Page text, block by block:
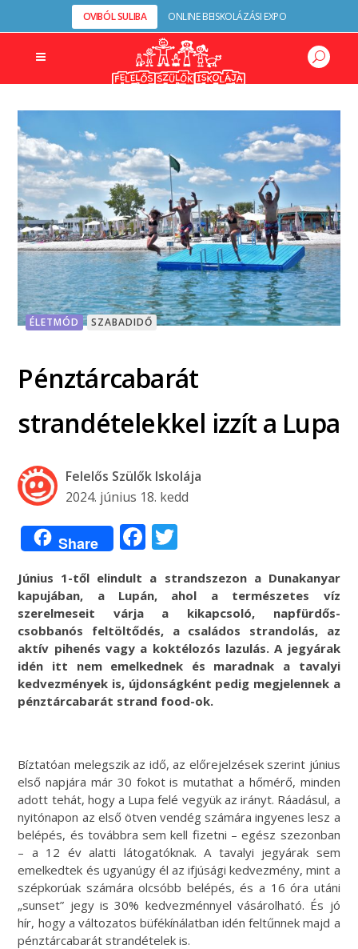
OVIBÓL SULIBA ONLINE BEISKOLÁZÁSI EXPO
ÉLETMÓD SZABADIDŐ
Pénztárcabarát
strandételekkel izzít a Lupa
Felelős Szülők Iskolája
2024. június 18. kedd
Share Facebook
Június 1-től elindult a strandszezon a Dunakanyar
kapujában, a Lupán, ahol a természetes víz
szerelmeseit várja a kikapcsoló, napfürdős-
csobbanós feltöltődés, a családos strandolás, az
aktív pihenés vagy a koktélozós lazulás. A jegyárak
idén itt nem emelkednek és maradnak a tavalyi
kedvezmények is, újdonságként pedig megjelennek a
pénztárcabarát strand food-ok.
Bíztatóan melegszik az idő, az előrejelzések szerint június
első napjára már 30 fokot is mutathat a hőmérő, minden
adott tehát, hogy a Lupa felé vegyük az irányt. Ráadásul, a
nyitónapon az első ötven vendég számára ingyenes lesz a
belépés, és továbbra sem kell fizetni – egész szezonban
– a 12 év alatti látogatóknak. A tavalyi jegyárak sem
emelkedtek és ugyanúgy él az ifjúsági kedvezmény, mint a
szépkorúak számára olcsóbb belépés, és a 16 óra utáni
„sunset” jegy is 30% kedvezménnyel vásárolható. És jó
hír, hogy a változatos büfékínálatban idén feltűnnek majd a
pénztárcabarát strandételek is.